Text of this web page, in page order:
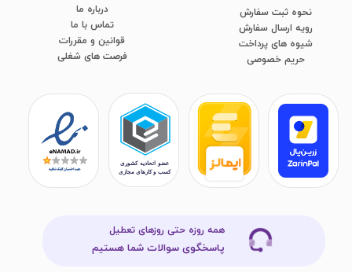
درباره ما
تماس با ما
قوانین و مقررات
فرصت های شغلی
نحوه ثبت سفارش
رویه ارسال سفارش
شیوه های پرداخت
​​​​​​​حریم خصوصی
همه روزه حتی روزهای تعطیل
پاسخگوی سوالات شما هستیم